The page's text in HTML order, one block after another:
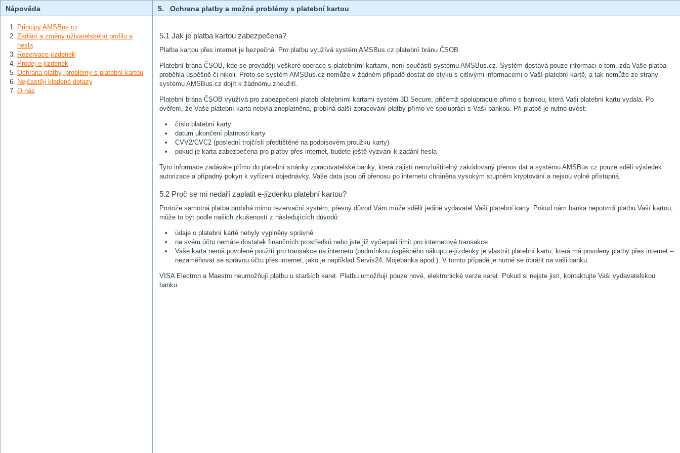
5. Ochrana platby a možné problémy s platební kartou
5.1 Jak je platba kartou zabezpečena?
Platba kartou přes internet je bezpečná. Pro platbu využívá systém AMSBus.cz platební bránu ČSOB.
Platební brána ČSOB, kde se provádějí veškeré operace s platebními kartami, není součástí systému AMSBus.cz. Systém dostává pouze informaci o tom, zda Vaše platba
proběhla úspěšně či nikoli. Proto se systém AMSBus.cz nemůže v žádném případě dostat do styku s citlivými informacemi o Vaší platební kartě, a tak nemůže ze strany
systému AMSBus.cz dojít k žádnému zneužití.
Platební brána ČSOB využívá pro zabezpečení plateb platebními kartami systém 3D Secure, přičemž spolupracuje přímo s bankou, která Vaši platební kartu vydala. Po
ověření, že Vaše platební karta nebyla zneplatněna, probíhá další zpracování platby přímo ve spolupráci s Vaší bankou. Při platbě je nutno uvést:
číslo platební karty
datum ukončení platnosti karty
CVV2/CVC2 (poslední trojčíslí předtištěné na podpisovém proužku karty)
pokud je karta zabezpečena pro platby přes internet, budete ještě vyzváni k zadání hesla
Tyto informace zadáváte přímo do platební stránky zpracovatelské banky, která zajistí nerozluštitelný zakódovaný přenos dat a systému AMSBus.cz pouze sdělí výsledek
autorizace a případný pokyn k vyřízení objednávky. Vaše data jsou při přenosu po internetu chráněna vysokým stupněm kryptování a nejsou volně přístupná.
5.2 Proč se mi nedaří zaplatit e-jízdenku platební kartou?
Protože samotná platba probíhá mimo rezervační systém, přesný důvod Vám může sdělit jedině vydavatel Vaší platební karty. Pokud nám banka nepotvrdí platbu Vaší kartou,
může to být podle našich zkušeností z následujících důvodů:
údaje o platební kartě nebyly vyplněny správně
na svém účtu nemáte dostatek finančních prostředků nebo jste již vyčerpali limit pro internetové transakce
Vaše karta nemá povolené použití pro transakce na internetu (podmínkou úspěšného nákupu e-jízdenky je vlastnit platební kartu, která má povoleny platby přes internet –
nezaměňovat se správou účtu přes internet, jako je například Servis24, Mojebanka apod.). V tomto případě je nutné se obrátit na vaši banku.
VISA Electron a Maestro neumožňují platbu u starších karet. Platbu umožňují pouze nové, elektronické verze karet. Pokud si nejste jisti, kontaktujte Vaši vydavatelskou
banku.
Nápověda
Principy AMSBus.cz
Zadání a změny uživatelského profilu a
hesla
Rezervace jízdenek
Prodej e-jízdenek
Ochrana platby, problémy s platební kartou
Nejčastěji kladené dotazy
O nás